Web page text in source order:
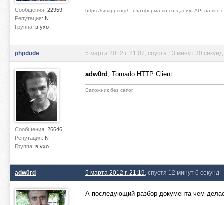
Сообщения: 22959
Репутация: N
Группа: в ухо
https://smappi.org/ - платформа по созданию API на все
phpdude
Сообщения: 26646
Репутация: N
Группа: в ухо
5 марта 2012 г. 21:07 , спустя 13 минут 30 секунд
adw0rd , Tornado HTTP Client
Сапожник без сапог
adw0rd 5 марта 2012 г. 21:19 , спустя 12 минут 6 секунд
А последующий разбор документа чем